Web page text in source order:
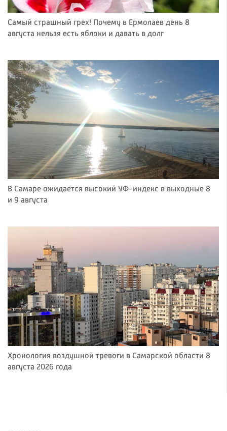
Самый страшный грех! Почему в Ермолаев день 8
августа нельзя есть яблоки и давать в долг
В Самаре ожидается высокий УФ-индекс в выходные 8
и 9 августа
Хронология воздушной тревоги в Самарской области 8
августа 2026 года